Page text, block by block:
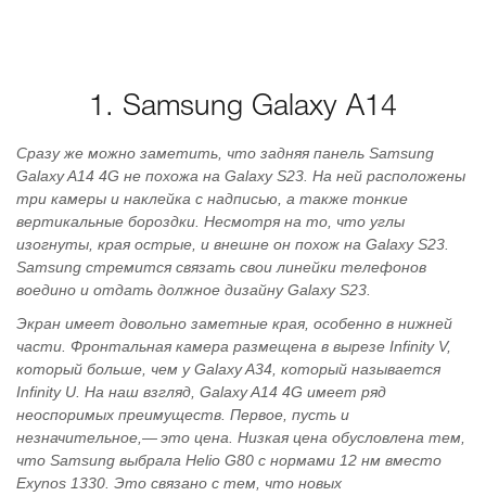
1. Samsung Galaxy A14
Сразу же можно заметить, что задняя панель Samsung
Galaxy A14 4G не похожа на Galaxy S23. На ней расположены
три камеры и наклейка с надписью, а также тонкие
вертикальные бороздки. Несмотря на то, что углы
изогнуты, края острые, и внешне он похож на Galaxy S23.
Samsung стремится связать свои линейки телефонов
воедино и отдать должное дизайну Galaxy S23.
Экран имеет довольно заметные края, особенно в нижней
части. Фронтальная камера размещена в вырезе Infinity V,
который больше, чем у Galaxy A34, который называется
Infinity U. На наш взгляд, Galaxy A14 4G имеет ряд
неоспоримых преимуществ. Первое, пусть и
незначительное,— это цена. Низкая цена обусловлена тем,
что Samsung выбрала Helio G80 с нормами 12 нм вместо
Exynos 1330. Это связано с тем, что новых